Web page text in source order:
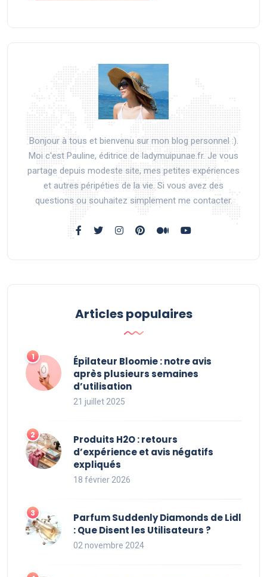
Bonjour à tous et bienvenu sur mon blog personnel :).
Moi c'est Pauline, éditrice de ladymuipunae.fr. Je vous
partage depuis modeste site, mes petites expériences
et autres péripéties de la vie. Si vous avez des
questions ou souhaitez simplement me contacter.
Articles populaires
Épilateur Bloomie : notre avis
après plusieurs semaines
d’utilisation
21 juillet 2025
Produits H2O : retours
d’expérience et avis négatifs
expliqués
18 février 2026
Parfum Suddenly Diamonds de Lidl
: Que Disent les Utilisateurs ?
02 novembre 2024